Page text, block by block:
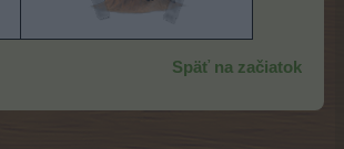
Späť na začiatok